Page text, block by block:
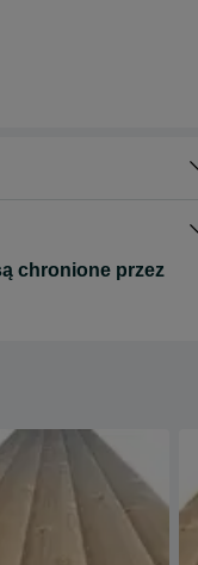
chronione przez